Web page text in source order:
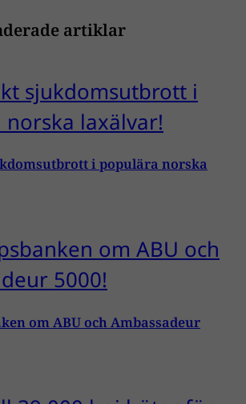
artiklar
i populära norska
om ABU och Ambassadeur